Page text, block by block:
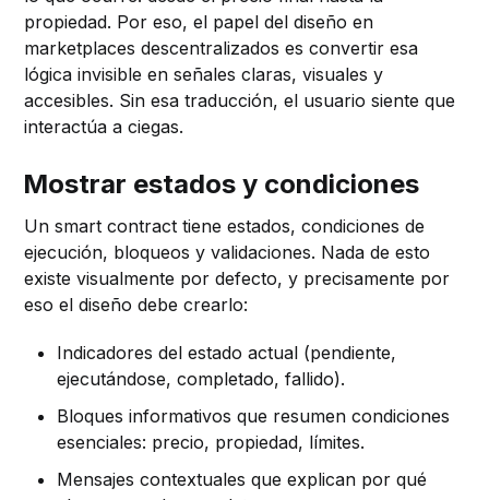
propiedad. Por eso, el papel del diseño en
marketplaces descentralizados es convertir esa
lógica invisible en señales claras, visuales y
accesibles. Sin esa traducción, el usuario siente que
interactúa a ciegas.
Mostrar estados y condiciones
Un smart contract tiene estados, condiciones de
ejecución, bloqueos y validaciones. Nada de esto
existe visualmente por defecto, y precisamente por
eso el diseño debe crearlo:
Indicadores del estado actual (pendiente,
ejecutándose, completado, fallido).
Bloques informativos que resumen condiciones
esenciales: precio, propiedad, límites.
Mensajes contextuales que explican por qué